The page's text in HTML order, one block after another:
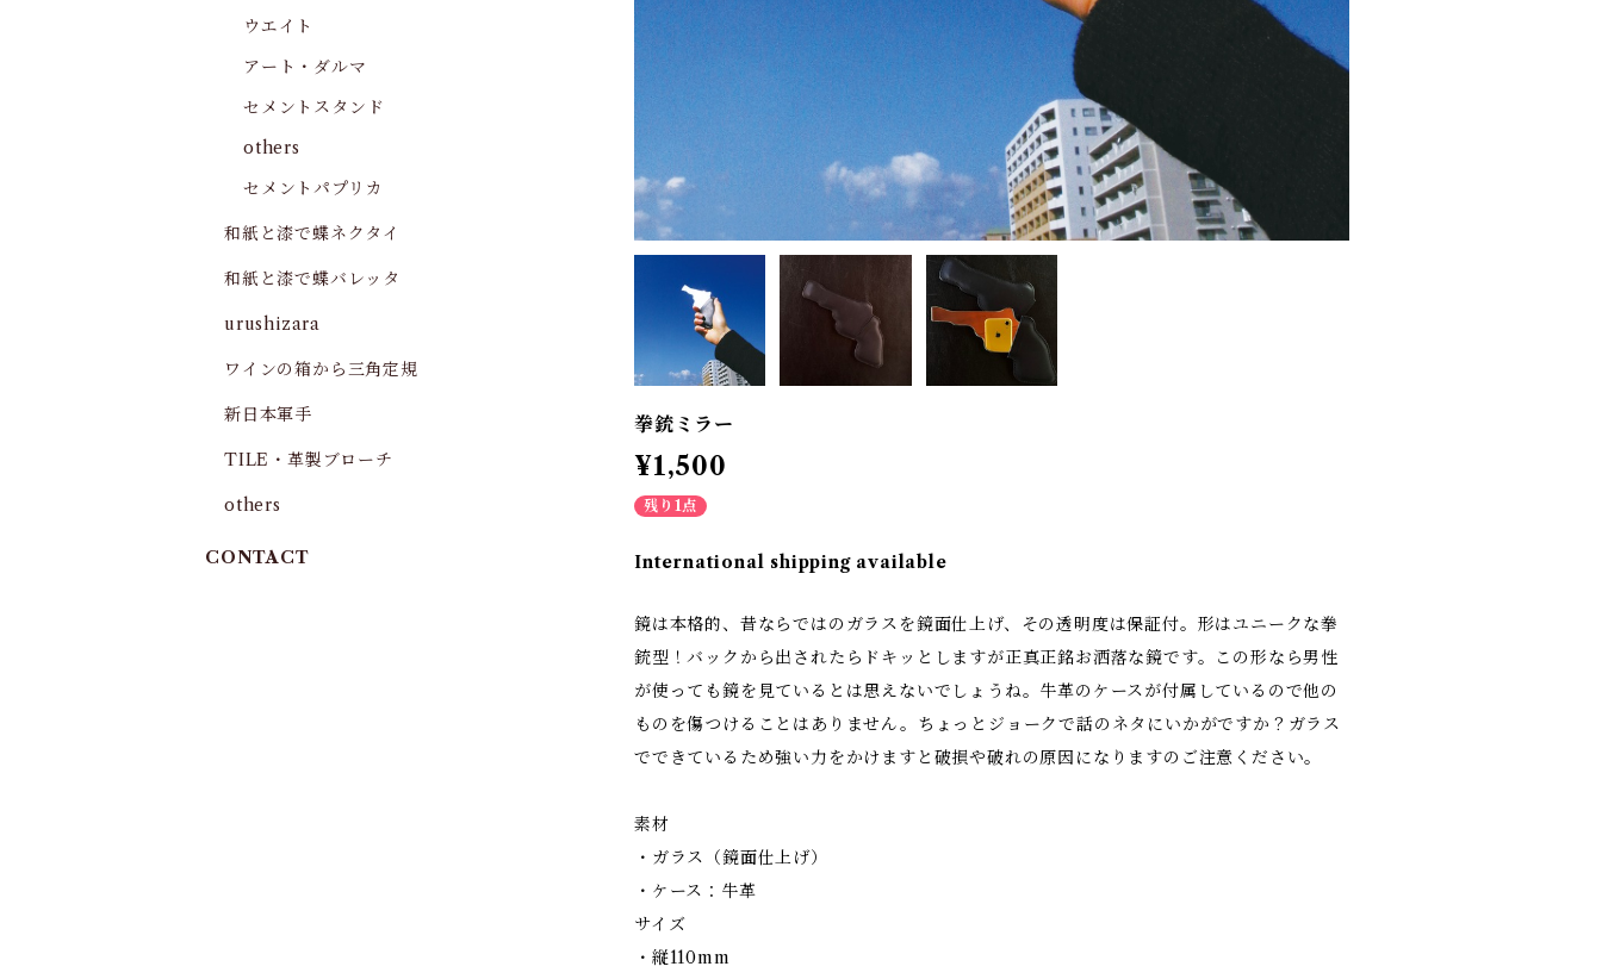
拳銃ミラー
¥1,500
残り1点
International shipping available
鏡は本格的、昔ならではのガラスを鏡面仕上げ、その透明度は保証付。形はユニークな拳
銃型！バックから出されたらドキッとしますが正真正銘お洒落な鏡です。この形なら男性
が使っても鏡を見ているとは思えないでしょうね。牛革のケースが付属しているので他の
ものを傷つけることはありません。ちょっとジョークで話のネタにいかがですか？ガラス
でできているため強い力をかけますと破損や破れの原因になりますのご注意ください。
素材
・ガラス（鏡面仕上げ）
・ケース：牛革
サイズ
・縦110mm
ウエイト
アート・ダルマ
セメントスタンド
others
セメントパプリカ
和紙と漆で蝶ネクタイ
和紙と漆で蝶バレッタ
urushizara
ワインの箱から三角定規
新日本軍手
TILE・革製ブローチ
others
CONTACT